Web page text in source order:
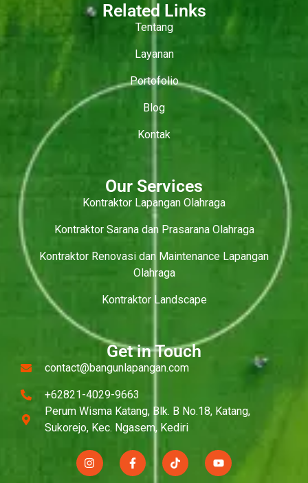
Related Links
Tentang
Layanan
Portofolio
Blog
Kontak
Our Services
Kontraktor Lapangan Olahraga
Kontraktor Sarana dan Prasarana Olahraga
Kontraktor Renovasi dan Maintenance Lapangan
Olahraga
Kontraktor Landscape
Get in Touch
contact@bangunlapangan.com
+62821-4029-9663
Perum Wisma Katang, Blk. B No.18, Katang,
Sukorejo, Kec. Ngasem, Kediri